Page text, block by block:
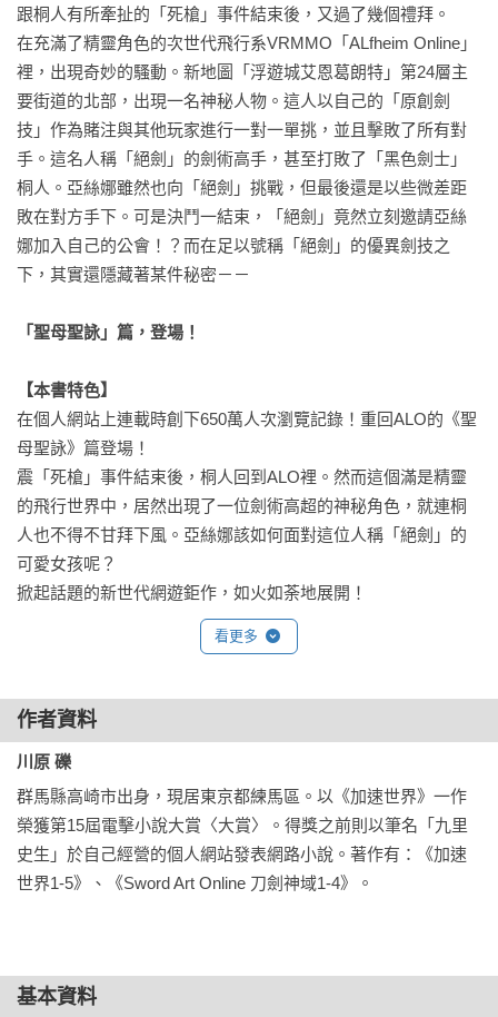
跟桐人有所牽扯的「死槍」事件結束後，又過了幾個禮拜。
在充滿了精靈角色的次世代飛行系VRMMO「ALfheim Online」
裡，出現奇妙的騷動。新地圖「浮遊城艾恩葛朗特」第24層主
要街道的北部，出現一名神秘人物。這人以自己的「原創劍
技」作為賭注與其他玩家進行一對一單挑，並且擊敗了所有對
手。這名人稱「絕劍」的劍術高手，甚至打敗了「黑色劍士」
桐人。亞絲娜雖然也向「絕劍」挑戰，但最後還是以些微差距
敗在對方手下。可是決鬥一結束，「絕劍」竟然立刻邀請亞絲
娜加入自己的公會！？而在足以號稱「絕劍」的優異劍技之
下，其實還隱藏著某件秘密－－
「聖母聖詠」篇，登場！
【本書特色】
在個人網站上連載時創下650萬人次瀏覽記錄！重回ALO的《聖
母聖詠》篇登場！
震「死槍」事件結束後，桐人回到ALO裡。然而這個滿是精靈
的飛行世界中，居然出現了一位劍術高超的神秘角色，就連桐
人也不得不甘拜下風。亞絲娜該如何面對這位人稱「絕劍」的
可愛女孩呢？
掀起話題的新世代網遊鉅作，如火如荼地展開！
看更多
作者資料
川原 礫
群馬縣高崎市出身，現居東京都練馬區。以《加速世界》一作
榮獲第15屆電擊小說大賞〈大賞〉。得獎之前則以筆名「九里
史生」於自己經營的個人網站發表網路小說。著作有：《加速
世界1-5》、《Sword Art Online 刀劍神域1-4》。
基本資料